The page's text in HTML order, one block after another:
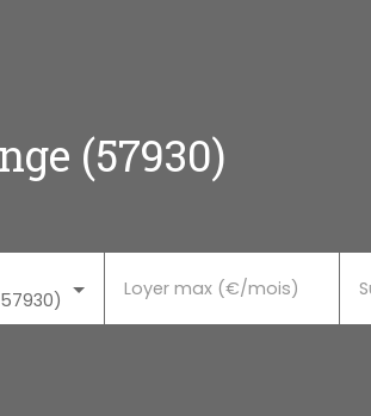
(57930)
Loyer max (€/mois)